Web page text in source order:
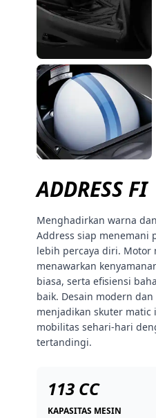
ADDRESS FI
Menghadirkan warna
Address siap menemani
lebih percaya diri. Motor
menawarkan
biasa, serta efisiensi
baik. Desain modern
menjadikan skuter
mobilitas sehari-hari
tertandingi.
113 CC
KAPASITAS MESIN